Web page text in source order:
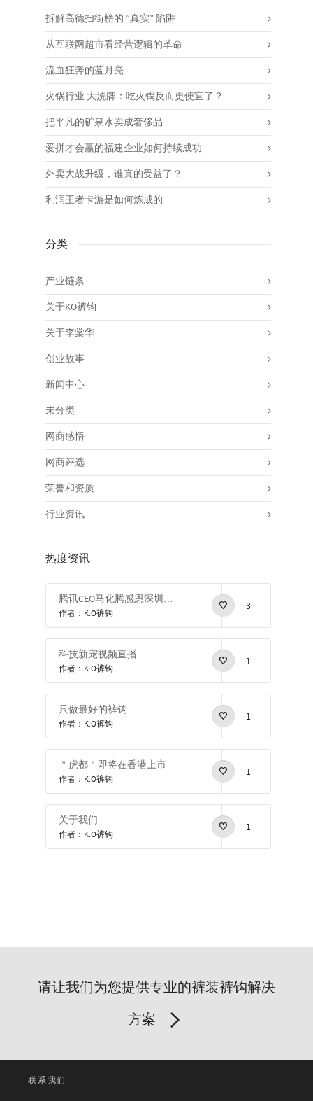
拆解高德扫街榜的 “真实” 陷阱
从互联网超市看经营逻辑的革命
流血狂奔的蓝月亮
火锅行业 大洗牌：吃火锅反而更便宜了？
把平凡的矿泉水卖成奢侈品
爱拼才会赢的福建企业如何持续成功
外卖大战升级，谁真的受益了？
利润王者卡游是如何炼成的
分类
产业链条
关于KO裤钩
关于李棠华
创业故事
新闻中心
未分类
网商感悟
网商评选
荣誉和资质
行业资讯
热度资讯
腾讯CEO马化腾感恩深圳感恩改革开放
作者：K.O裤钩
3
科技新宠视频直播
作者：K.O裤钩
1
只做最好的裤钩
作者：K.O裤钩
1
＂虎都＂即将在香港上市
作者：K.O裤钩
1
关于我们
作者：K.O裤钩
1
请让我们为您提供专业的裤装裤钩解决
方案
联系我们